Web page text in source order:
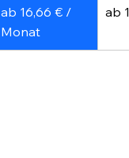
ab 16,66 € /
Monat
ab